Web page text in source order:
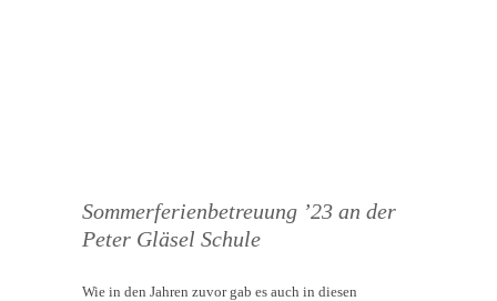
Sommerferienbetreuung ’23 an der
Peter Gläsel Schule
Wie in den Jahren zuvor gab es auch in diesen